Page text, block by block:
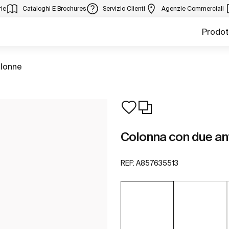
Cataloghi E Brochures Servizio Clienti Agenzie Commerciali
Colonna con due
REF: A857635513